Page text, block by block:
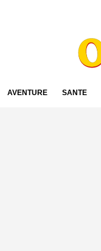
AVENTURE SANTÉ